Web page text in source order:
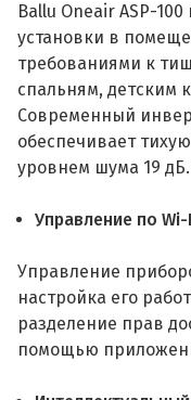
Ballu Oneair ASP-
установки в
требованиями к
спальням, детским
Современный
обеспечивает
уровнем шума 19 дБ.
Управление по Wi-
Управление
настройка его
разделение прав
помощью